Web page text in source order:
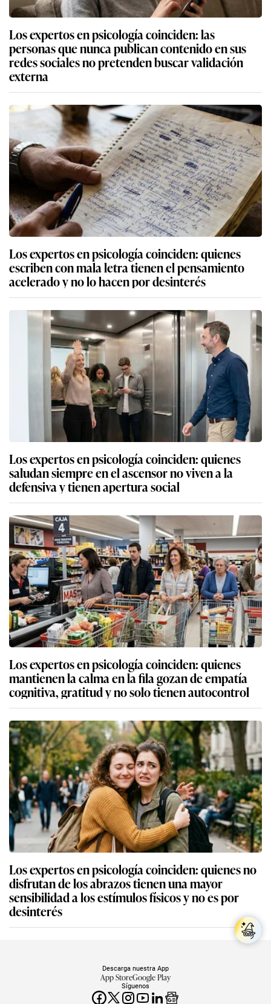
Los expertos en psicología coinciden: las
personas que nunca publican contenido en sus
redes sociales no pretenden buscar validación
externa
Los expertos en psicología coinciden: quienes
escriben con mala letra tienen el pensamiento
acelerado y no lo hacen por desinterés
Los expertos en psicología coinciden: quienes
saludan siempre en el ascensor no viven a la
defensiva y tienen apertura social
Los expertos en psicología coinciden: quienes
mantienen la calma en la fila gozan de empatía
cognitiva, gratitud y no solo tienen autocontrol
Los expertos en psicología coinciden: quienes no
disfrutan de los abrazos tienen una mayor
sensibilidad a los estímulos físicos y no es por
desinterés
Síguenos
Descarga nuestra App
App StoreGoogle Play